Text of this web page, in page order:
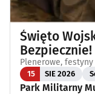
Święto
Bezpiecznie!
Plenerowe, festyny
15 SIE 2026
Park Militarny